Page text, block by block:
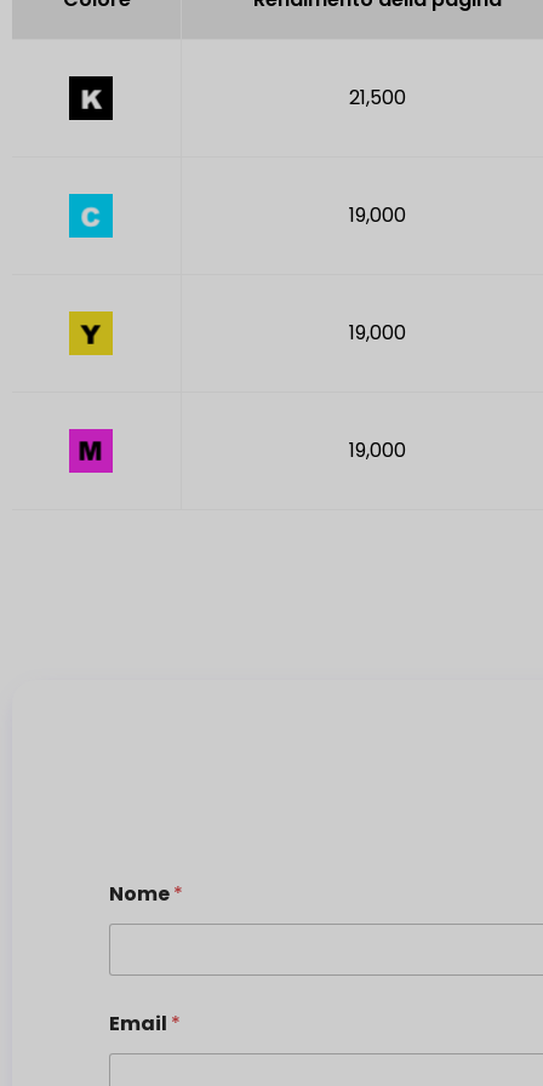
21,500
19,000
19,000
19,000
Nome*
Email *